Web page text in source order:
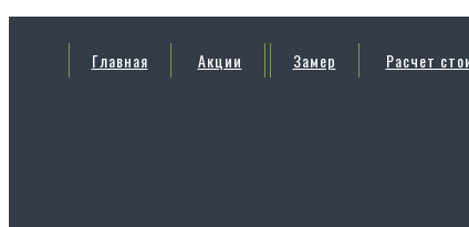
Главная Акции
Замер
Расчет